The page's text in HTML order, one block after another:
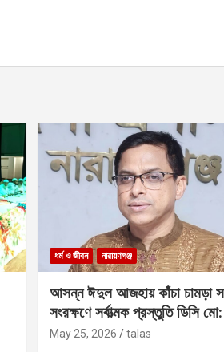
ধর্ম ও জীবন নারায়ণগঞ্জ
আসন্ন ঈদুল আজহায় কাঁচা চামড়া
সংরক্ষণে সর্বাত্মক প্রস্তুতি ডিসি মো:
কবির
May 25, 2026 talas